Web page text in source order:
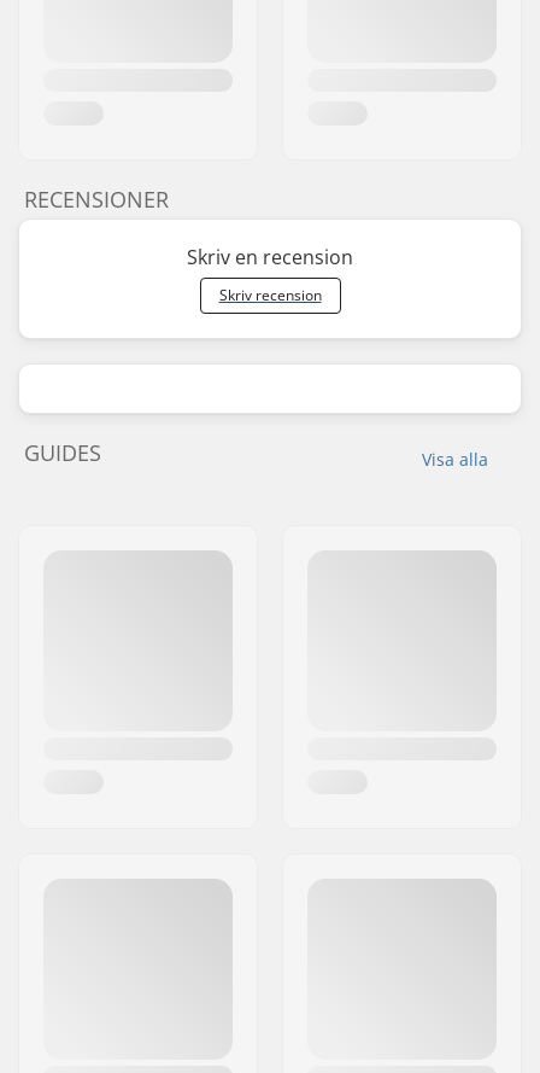
RECENSIONER
Skriv en recension
Skriv recension
Visa alla
GUIDES